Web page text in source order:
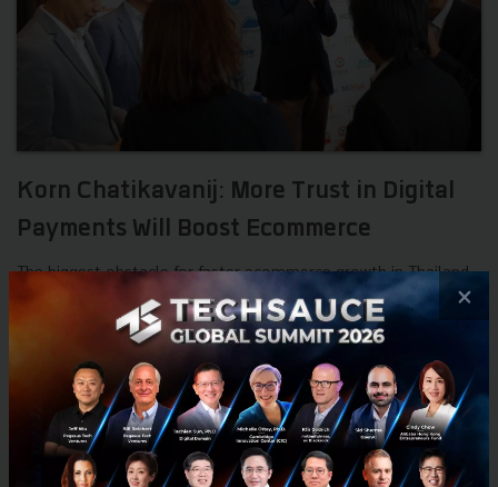
Korn Chatikavanij: More Trust in Digital
Payments Will Boost Ecommerce
The biggest obstacle for faster ecommerce growth in Thailand
is the lack of trust in digital payments, yet PromptPay, the
government’s new service for faster and cheaper electronic...
September 16, 2016 | ByTechsauce Team
Thailand Promptpay eCommerceIQ Interviews
×